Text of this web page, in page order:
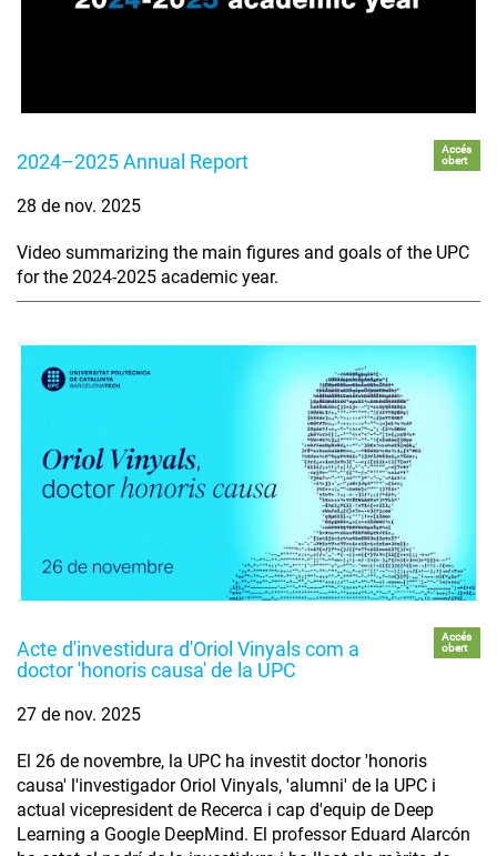
2024–2025 Annual Report
Accés
obert
28 de nov. 2025
Video summarizing the main figures and goals of the UPC
for the 2024-2025 academic year.
Acte d'investidura d'Oriol Vinyals com a
doctor 'honoris causa' de la UPC
Accés
obert
27 de nov. 2025
El 26 de novembre, la UPC ha investit doctor 'honoris
causa' l'investigador Oriol Vinyals, 'alumni' de la UPC i
actual vicepresident de Recerca i cap d'equip de Deep
Learning a Google DeepMind. El professor Eduard Alarcón